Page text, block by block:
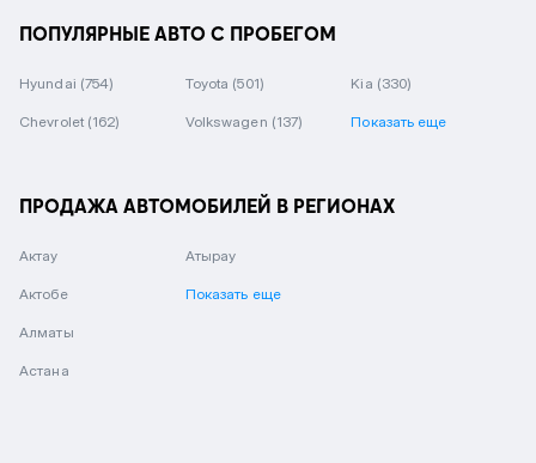
ПОПУЛЯРНЫЕ АВТО С ПРОБЕГОМ
Hyundai (754) Toyota (501) Kia (330)
Chevrolet (162) Volkswagen (137) Показать еще
ПРОДАЖА АВТОМОБИЛЕЙ В РЕГИОНАХ
Актау
Актобе
Алматы
Астана
Атырау
Показать еще